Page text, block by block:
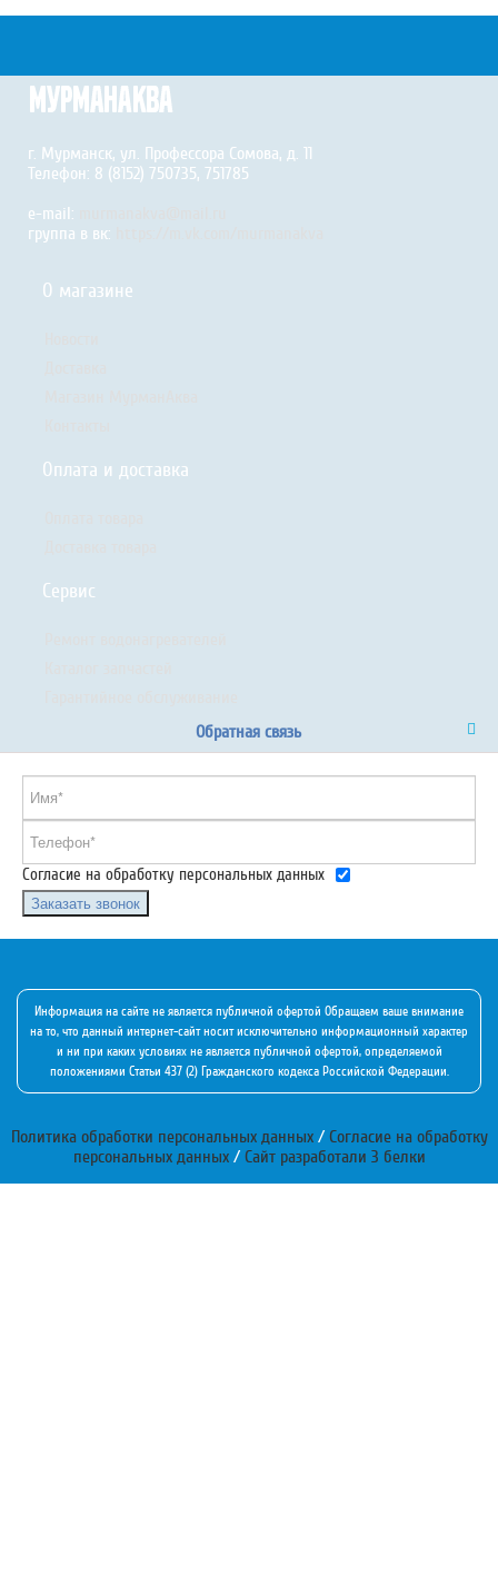
г. Мурманск, ул. Профессора Сомова, д. 11
Телефон: 8 (8152) 750735, 751785
e-mail:
группа в вк:
О магазине
Оплата и доставка
Сервис
Обратная связь
Согласие на обработку персональных данных
Заказать звонок
Информация на сайте не является публичной офертой Обращаем ваше внимание
на то, что данный интернет-сайт носит исключительно информационный характер
и ни при каких условиях не является публичной офертой, определяемой
положениями Статьи 437 (2) Гражданского кодекса Российской Федерации.
Политика обработки персональных данных/ Согласие на обработку
персональных данных/ Сайт разработали 3 белки